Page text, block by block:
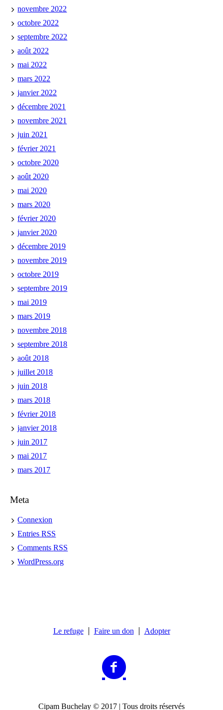
novembre 2022
octobre 2022
septembre 2022
août 2022
mai 2022
mars 2022
janvier 2022
décembre 2021
novembre 2021
juin 2021
février 2021
octobre 2020
août 2020
mai 2020
mars 2020
février 2020
janvier 2020
décembre 2019
novembre 2019
octobre 2019
septembre 2019
mai 2019
mars 2019
novembre 2018
septembre 2018
août 2018
juillet 2018
juin 2018
mars 2018
février 2018
janvier 2018
juin 2017
mai 2017
mars 2017
Meta
Connexion
EntriesRSS
CommentsRSS
WordPress.org
Le refuge Faire un don Adopter
Cipam Buchelay © 2017 | Tous droits réservés